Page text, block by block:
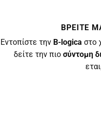
ΒΡΕΊΤΕ
Εντοπίστε την B-logica στο
δείτε την πιο σύντομη